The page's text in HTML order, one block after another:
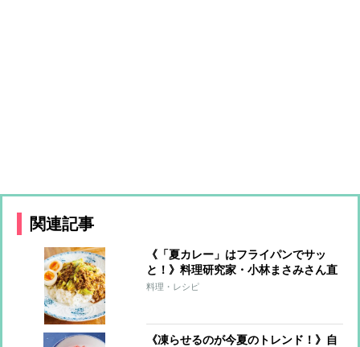
関連記事
《「夏カレー」はフライパンでサッ
と！》料理研究家・小林まさみさん直
伝レシピ
料理・レシピ
《凍らせるのが今夏のトレンド！》自